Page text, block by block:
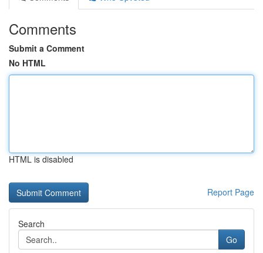
Comments
Submit a Comment
No HTML
HTML is disabled
Report Page
Search
Go